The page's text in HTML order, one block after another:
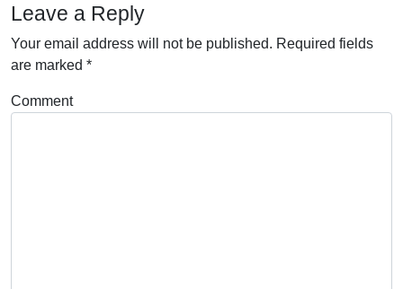
Leave a Reply
Your email address will not be published. Required fields
are marked *
Comment